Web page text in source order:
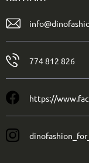
info@
774 812 826
https://